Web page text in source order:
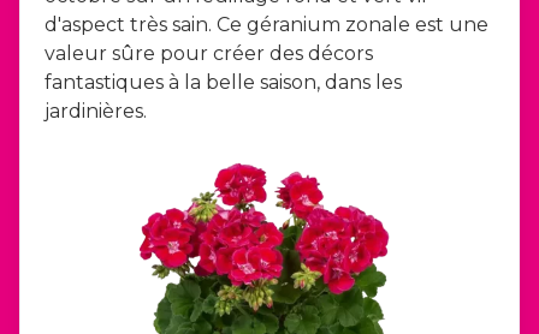
d'aspect très sain. Ce géranium zonale est une
valeur sûre pour créer des décors
fantastiques à la belle saison, dans les
jardinières.